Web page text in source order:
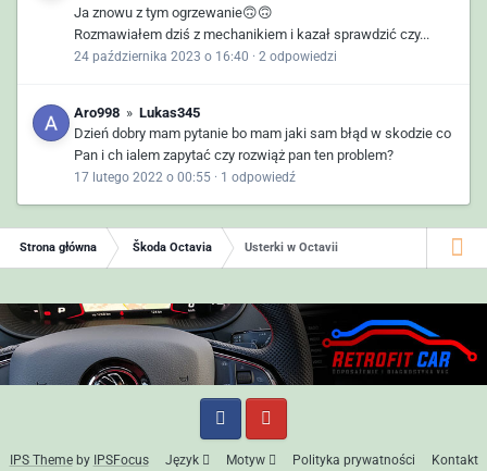
Ja znowu z tym ogrzewanie🙃🙃
Rozmawiałem dziś z mechanikiem i kazał sprawdzić czy...
24 października 2023 o 16:40 · 2 odpowiedzi
Aro998 » Lukas345
Dzień dobry mam pytanie bo mam jaki sam błąd w skodzie co
Pan i ch ialem zapytać czy rozwiąż pan ten problem?
17 lutego 2022 o 00:55 · 1 odpowiedź
Strona główna Škoda Octavia Usterki w Octavii
IPS Themeby IPSFocus Język Motyw Polityka prywatności Kontakt